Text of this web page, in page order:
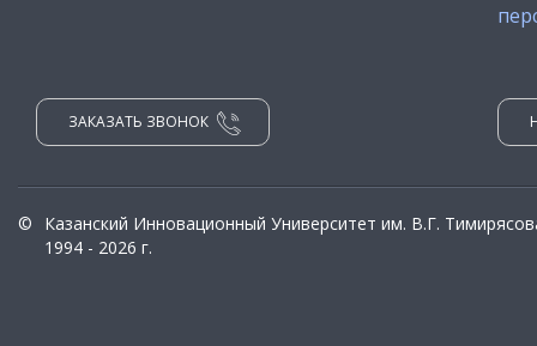
ЗАКАЗАТЬ ЗВОНОК
©
Казанский Инновационный Университет им. В.Г.
1994 - 2026 г.